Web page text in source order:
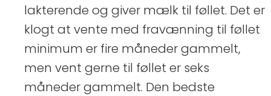
lakterende og giver mælk til føllet. Det er
klogt at vente med fravænning til føllet
minimum er fire måneder gammelt,
men vent gerne til føllet er seks
måneder gammelt. Den bedste